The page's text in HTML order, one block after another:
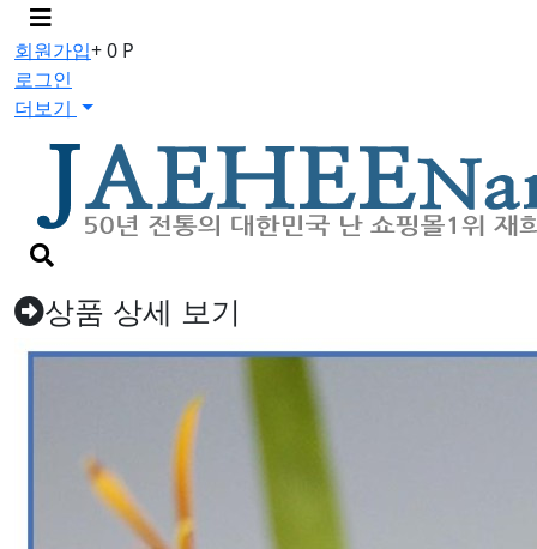
메
뉴
버
튼
회원가입+ 0 P
로그인
더보기
검
색
버
튼상품 상세 보기